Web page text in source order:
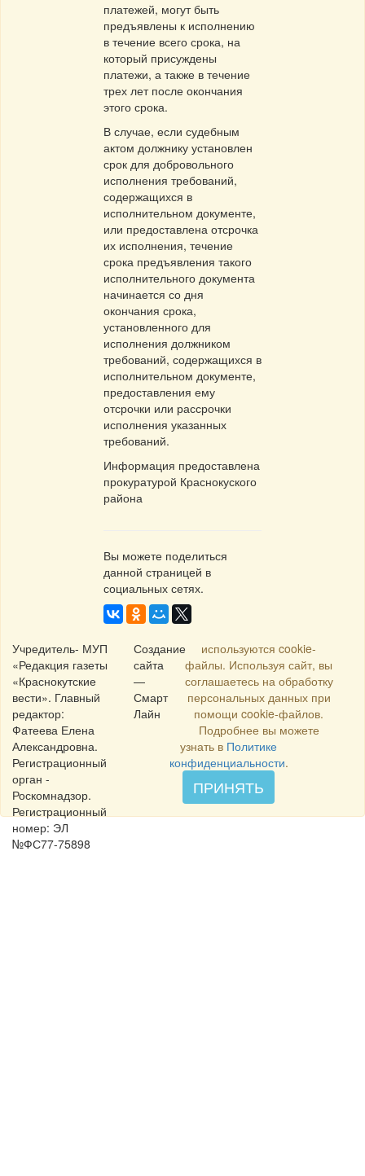
платежей, могут быть
предъявлены к исполнению
в течение всего срока, на
который присуждены
платежи, а также в течение
трех лет после окончания
этого срока.
В случае, если судебным
актом должнику установлен
срок для добровольного
исполнения требований,
содержащихся в
исполнительном документе,
или предоставлена отсрочка
их исполнения, течение
срока предъявления такого
исполнительного документа
начинается со дня
окончания срока,
установленного для
исполнения должником
требований, содержащихся в
исполнительном документе,
предоставления ему
отсрочки или рассрочки
исполнения указанных
требований.
Информация предоставлена
прокуратурой Краснокуского
района
Вы можете поделиться
данной страницей в
социальных сетях.
Учредитель- МУП
«Редакция газеты
«Краснокутские
вести». Главный
редактор:
Фатеева Елена
Александровна.
Регистрационный
орган -
Роскомнадзор.
Регистрационный
номер: ЭЛ
№ФС77-75898
Создание
сайта
—
Смарт
Лайн
используются cookie-
файлы. Используя сайт, вы
соглашаетесь на обработку
персональных данных при
помощи cookie-файлов.
Подробнее вы можете
узнать в Политике
конфиденциальности.
ПРИНЯТЬ